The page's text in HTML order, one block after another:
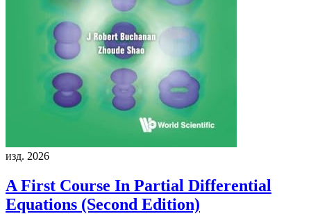
изд. 2026
A First Course In Partial Differential
Equations (Second Edition)